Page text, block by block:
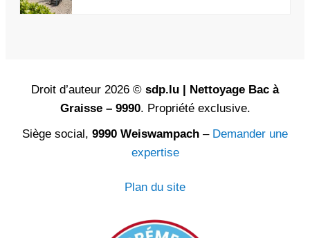
Droit d’auteur 2026 © sdp.lu | Nettoyage Bac à
Graisse – 9990. Propriété exclusive.
Siège social, 9990 Weiswampach – Demander une
expertise
Plan du site